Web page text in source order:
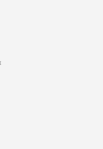
аксесуарів. Тим, хто
та вироби.
свій імідж лише з
які хочуть залишити на
емоції.